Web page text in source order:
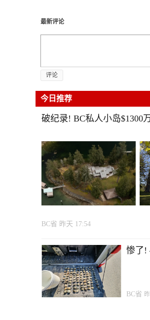
最新评论
评论
今日推荐
破纪录! BC私人小岛$1300
BC省 昨天 17:54
惨了!
BC省